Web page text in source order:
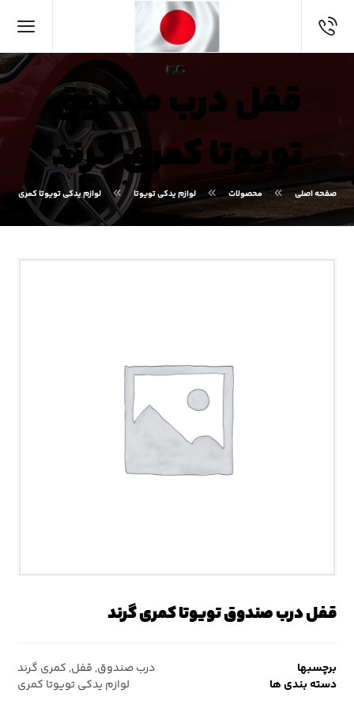
قفل درب صندوق
تویوتا کمری گرند
صفحه اصلی محصولات لوازم یدکی تویوتا لوازم یدکی تویوتا کمری
قفل درب صندوق تویوتا کمری گرند
برچسبها درب صندوق, قفل, کمری گرند
دسته بندی ها
لوازم یدکی تویوتا کمری